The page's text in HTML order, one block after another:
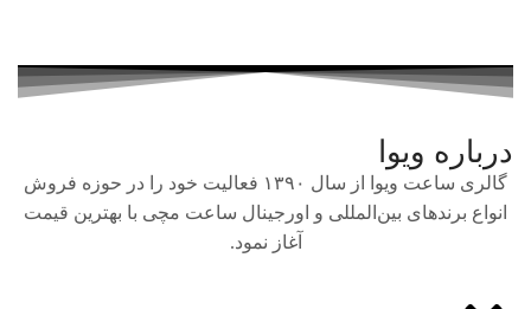
درباره ویوا
گالری ساعت ویوا از سال ۱۳۹۰ فعالیت خود را در حوزه فروش
انواع برندهای بین‌المللی و اورجینال ساعت مچی با بهترین قیمت
آغاز نمود.